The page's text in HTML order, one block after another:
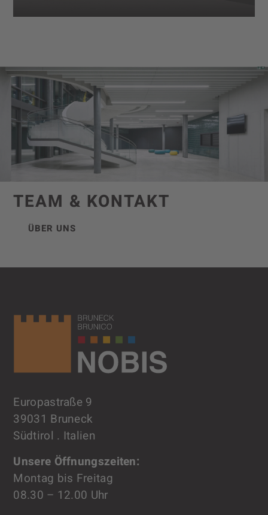
TEAM & KONTAKT
ÜBER UNS
Europastraße 9
39031 Bruneck
Südtirol . Italien
Unsere Öffnungszeiten:
Montag bis Freitag
08.30 – 12.00 Uhr